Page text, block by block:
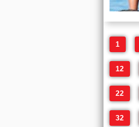
1
12
22
32